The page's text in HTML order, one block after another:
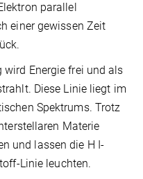
parallel
einer gewissen Zeit
wird Energie frei und als
Diese Linie liegt im
Spektrums. Trotz
Materie
und lassen die H I-
Linie leuchten.